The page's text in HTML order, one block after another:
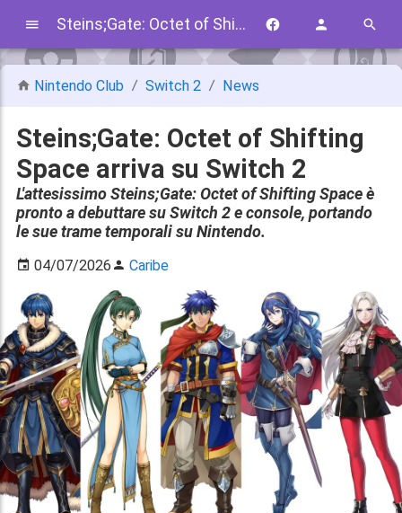
Steins;Gate: Octet of Shifting Space arriva su Switch 2
Nintendo Club Switch 2 News
Steins;Gate: Octet of Shifting
Space arriva su Switch 2
L'attesissimo Steins;Gate: Octet of Shifting Space è
pronto a debuttare su Switch 2 e console, portando
le sue trame temporali su Nintendo.
04/07/2026 Caribe